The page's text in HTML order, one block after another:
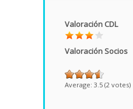
Valoración CDL
Valoración Socios
Average: 3.5 (2 votes)